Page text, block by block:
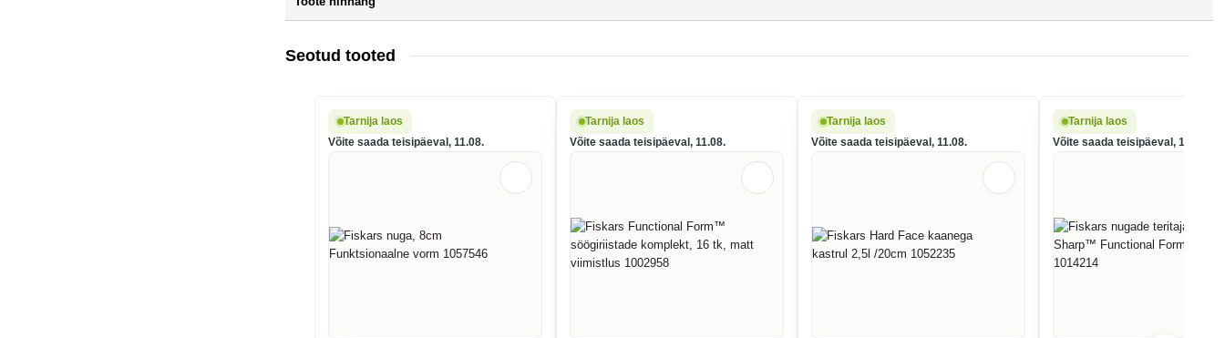
Seotud tooted
Tarnija laos
Võite saada teisipäeval, 11.08.
Tarnija laos
Võite saada teisipäeval, 11.08.
Tarnija laos
Võite saada teisipäeval, 11.08.
Tarnija laos
Võite saada teisipäeval, 11.08.